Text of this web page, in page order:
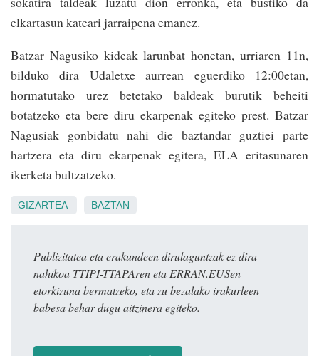
elkartasun kateari jarraipena emanez.
Batzar Nagusiko kideak larunbat honetan, urriaren 11n,
bilduko dira Udaletxe aurrean eguerdiko 12:00etan,
hormatutako urez betetako baldeak burutik beheiti
botatzeko eta bere diru ekarpenak egiteko prest. Batzar
Nagusiak gonbidatu nahi die baztandar guztiei parte
hartzera eta diru ekarpenak egitera, ELA eritasunaren
ikerketa bultzatzeko.
GIZARTEA BAZTAN
Publizitatea eta erakundeen dirulaguntzak ez dira
nahikoa TTIPI-TTAPAren eta ERRAN.EUSen
etorkizuna bermatzeko, eta zu bezalako irakurleen
babesa behar dugu aitzinera egiteko.